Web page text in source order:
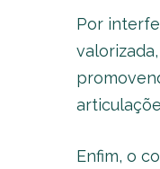
Por
Enfim, o